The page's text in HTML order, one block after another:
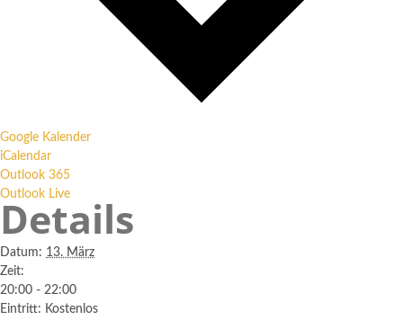
Google Kalender
iCalendar
Outlook 365
Outlook Live
Details
Datum: 13. März
Zeit:
20:00 - 22:00
Eintritt: Kostenlos